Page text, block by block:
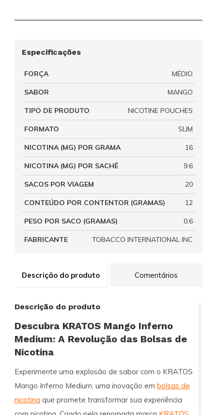
Descrição do produto Comentários
Descrição do produto
Descubra KRATOS Mango Inferno
Medium: A Revolução das Bolsas de
Nicotina
Experimente uma explosão de sabor com o KRATOS
Mango Inferno Medium, uma inovação em bolsas de
nicotina que promete transformar sua experiência
Especificações
FORÇA MÉDIO
SABOR MANGO
TIPO DE PRODUTO NICOTINE POUCHES
FORMATO SLIM
NICOTINA (MG) POR GRAMA 16
NICOTINA (MG) POR SACHÊ 9.6
SACOS POR VIAGEM 20
CONTEÚDO POR CONTENTOR (GRAMAS) 12
PESO POR SACO (GRAMAS) 0.6
FABRICANTE TOBACCO INTERNATIONAL INC